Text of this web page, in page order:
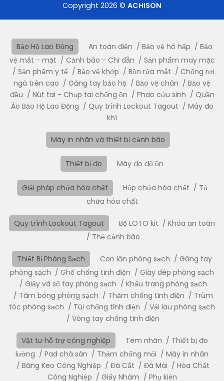
Copyright 2026 © ACHISON
Bảo Hộ Lao Động An toàn điện Bảo vệ hô hấp
Bảo
vệ mắt - mặt
Cảnh báo - Chỉ dẫn
Sản phẩm may mặc
Sản phẩm y tế
Bảo vệ khớp Bồn rửa mắt
Chống rơi
ngã trên cao
Găng tay bảo hộ Bảo vệ chân
Bảo vệ
đầu
Nút tai - Chụp tai chống ồn Phao cứu sinh
Quần
Áo Bảo Hộ Lao Động
Quy trình Lockout Tagout
Máy đo
khí
Máy in nhãn và thiết bị cảnh báo
Thiết bị đo Máy đo độ ồn
Giải pháp chứa hóa chất Hộp chứa hóa chất
Tủ
chứa hóa chất
Quy trình Lockout Tagout Bộ LOTO kit
Khóa an toàn
Thẻ cảnh báo
Thiết Bị Phòng Sạch Con lăn phòng sạch
Găng tay
phòng sạch
Ghế chống tĩnh điện
Giày dép phòng sạch
Giấy và sổ tay phòng sạch
Khẩu trang phòng sạch
Tăm bông phòng sạch
Thảm chống tĩnh điện
Trùm
tóc phòng sạch
Túi chống tĩnh điện
Vải lau phòng sạch
Vòng tay chống tĩnh điện
Vật tư hỗ trợ công nghiệp Tem nhãn
Thiết bị đo
lường
Pad chà sàn Thảm chống mỏi
Máy in nhãn
Băng Keo Công Nghiệp
Đá Cắt Đá Mài
Hóa Chất
Công Nghiệp
Giấy Nhám Phụ kiện